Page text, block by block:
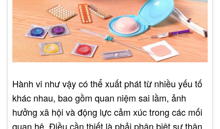
Hành vi như vậy có thể xuất phát từ nhiều yếu tố
khác nhau, bao gồm quan niệm sai lầm, ảnh
hưởng xã hội và động lực cảm xúc trong các mối
quan hệ. Điều cần thiết là phải phân biệt sự thân